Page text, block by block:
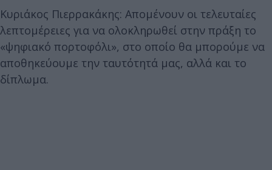
Κυριάκος Πιερρακάκης: Απομένουν οι τελευταίες
λεπτομέρειες για να ολοκληρωθεί στην πράξη το
«ψηφιακό πορτοφόλι», στο οποίο θα μπορούμε να
αποθηκεύουμε την ταυτότητά μας, αλλά και το
δίπλωμα.